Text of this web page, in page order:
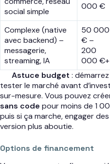
social simple
000 €
Complexe (native
avec backend) –
messagerie,
streaming, IA
50 000
€ –
200
000 €+
Astuce budget :
tester le marché avant
sur-mesure. Vous pouvez
sans code pour moins de 1
puis si ça marche, engager
version plus aboutie.
Options de financement